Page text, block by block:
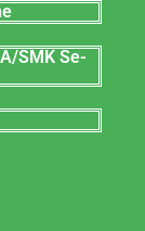
SMK Se-